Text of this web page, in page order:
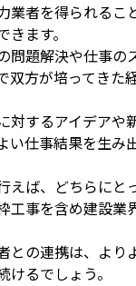
業者を得られるこ
ます。
問題解決や仕事の
双方が培ってきた
対するアイデアや
い仕事結果を生み
えば、どちらにと
工事を含め建設業
との連携は、より
るでしょう。